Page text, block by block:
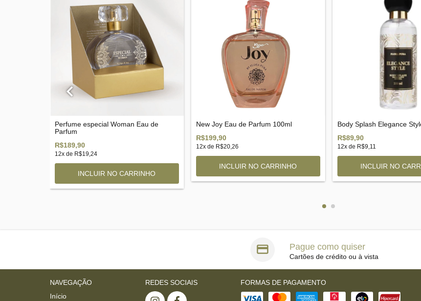
Perfume especial Woman Eau de
Parfum
R$189,90
12x de R$19,24
New Joy Eau de Parfum 100ml
R$199,90
12x de R$20,26
Body Splash Elegance
R$89,90
12x de R$9,11
Pague como quiser
Cartões de crédito ou à vista
NAVEGAÇÃO
Início
REDES SOCIAIS FORMAS DE PAGAMENTO